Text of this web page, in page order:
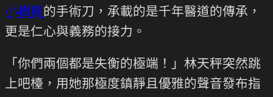
小樹屋的手術刀，承載的是千年醫道的傳承，
更是仁心與義務的接力。
「你們兩個都是失衡的極端！」林天秤突然跳
上吧檯，用她那極度鎮靜且優雅的聲音發布指